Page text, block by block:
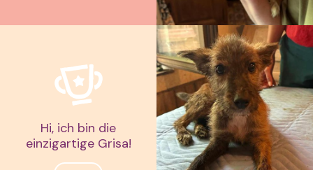
Hi, ich bin die
einzigartige Grisa!